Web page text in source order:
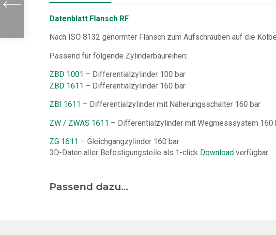
Datenblatt Flansch RF
Nach ISO 8132 genormter Flansch zum Aufschrauben auf die
Passend für folgende Zylinderbaureihen:
ZBD 1001 – Differentialzylinder 100 bar
ZBD 1611 – Differentialzylinder 160 bar
ZBI 1611 – Differentialzylinder mit Näherungsschalter 160 bar
ZW / ZWAS 1611 – Differentialzylinder mit Wegmesssystem 160
ZG 1611 – Gleichgangzylinder 160 bar
3D-Daten aller Befestigungsteile als 1-click Download verfügbar.
Passend dazu...